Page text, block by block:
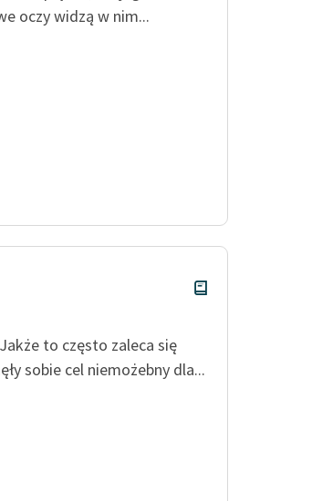
oczy widzą w nim...
to często zaleca się
sobie cel niemożebny dla...